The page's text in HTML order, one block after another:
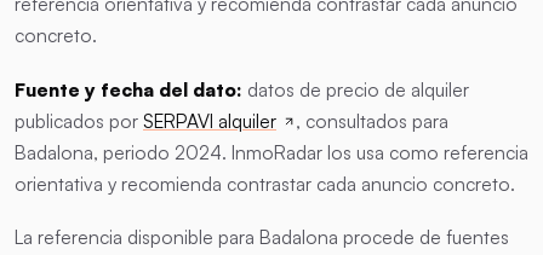
concreto.
Fuente y fecha del dato: datos de precio de alquiler
publicados por SERPAVI alquiler
, consultados para
Badalona, periodo 2024. InmoRadar los usa como referencia
orientativa y recomienda contrastar cada anuncio concreto.
La referencia disponible para Badalona procede de fuentes